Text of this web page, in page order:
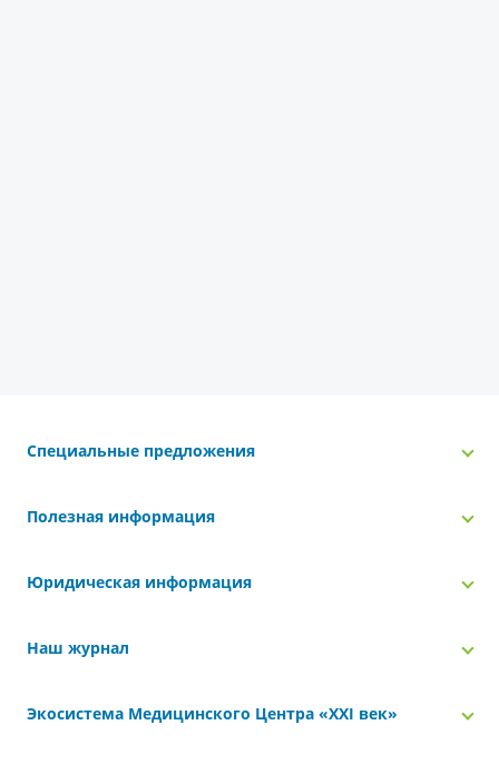
Специальные предложения
Полезная информация
Юридическая информация
Наш журнал
Экосистема Медицинского Центра «‎XXI век»